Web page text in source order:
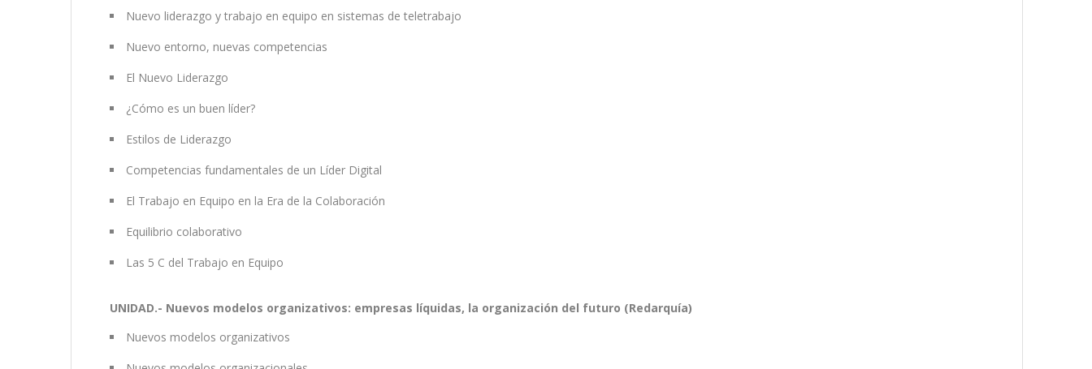
Nuevo liderazgo y trabajo en equipo en sistemas de teletrabajo
Nuevo entorno, nuevas competencias
El Nuevo Liderazgo
¿Cómo es un buen líder?
Estilos de Liderazgo
Competencias fundamentales de un Líder Digital
El Trabajo en Equipo en la Era de la Colaboración
Equilibrio colaborativo
Las 5 C del Trabajo en Equipo
UNIDAD.- Nuevos modelos organizativos: empresas líquidas, la organización del futuro (Redarquía)
Nuevos modelos organizativos